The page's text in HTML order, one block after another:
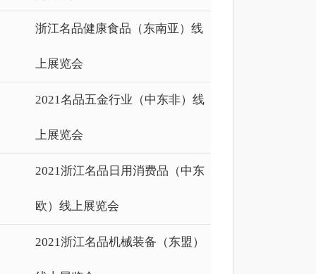
浙江名品健康食品（东南亚）线
上展览会
2021名品五金行业（中东非）线
上展览会
2021浙江名品日用消费品（中东
欧）线上展览会
2021浙江名品机械装备（东盟）